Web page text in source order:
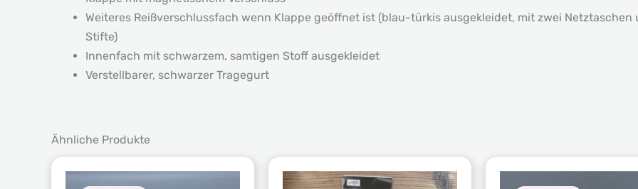
Weiteres Reißverschlussfach wenn Klappe geöffnet ist (blau-türkis ausgekleidet, mit zwei
Stifte)
Innenfach mit schwarzem, samtigen Stoff ausgekleidet
Verstellbarer, schwarzer Tragegurt
Ähnliche Produkte